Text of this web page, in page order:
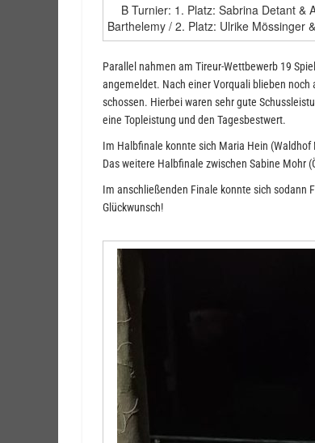
B Turnier: 1. Platz: Sabrina Detant &
Barthelemy / 2. Platz: Ulrike Mössinger
Parallel nahmen am Tireur-Wettbewerb 19
angemeldet. Nach einer Vorquali blieben
schossen. Hierbei waren sehr gute
eine Topleistung und den Tagesbestwert.
Im Halbfinale konnte sich Maria Hein
Das weitere Halbfinale zwischen Sabine Mohr
Im anschließenden Finale konnte sich sodann
Glückwunsch!